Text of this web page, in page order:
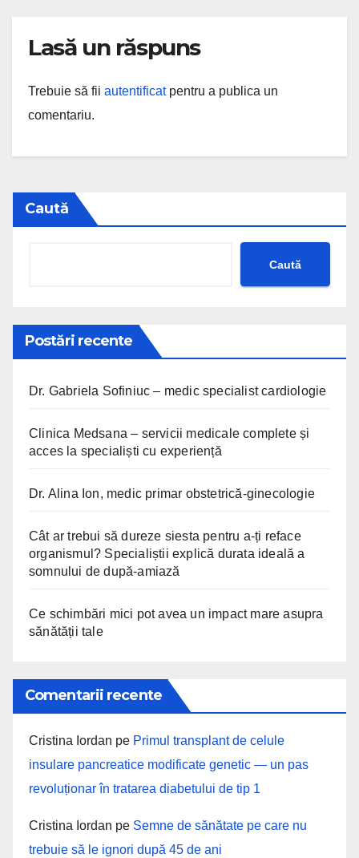
Lasă un răspuns
Trebuie să fii autentificatpentru a publica un
comentariu.
Caută
Caută
Postări recente
Dr. Gabriela Sofiniuc – medic specialist cardiologie
Clinica Medsana – servicii medicale complete și
acces la specialiști cu experiență
Dr. Alina Ion, medic primar obstetrică-ginecologie
Cât ar trebui să dureze siesta pentru a-ți reface
organismul? Specialiștii explică durata ideală a
somnului de după-amiază
Ce schimbări mici pot avea un impact mare asupra
sănătății tale
Comentarii recente
Cristina Iordan pe Primul transplant de celule
insulare pancreatice modificate genetic — un pas
revoluționar în tratarea diabetului de tip 1
Cristina Iordan pe Semne de sănătate pe care nu
trebuie să le ignori după 45 de ani